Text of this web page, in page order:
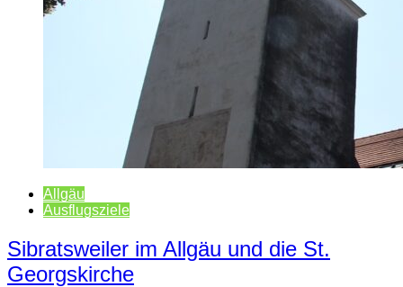
Allgäu
Ausflugsziele
Sibratsweiler im Allgäu und die St.
Georgskirche